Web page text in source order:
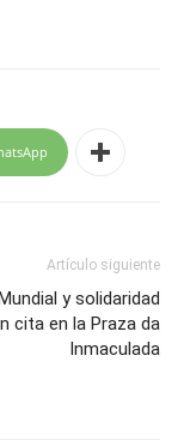
Artículo siguiente
y solidaridad
cita en la Praza da
Inmaculada